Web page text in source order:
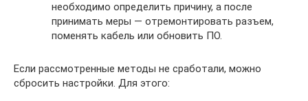
необходимо определить причину, а после
принимать меры — отремонтировать разъем,
поменять кабель или обновить ПО.
Если рассмотренные методы не сработали, можно
сбросить настройки. Для этого: